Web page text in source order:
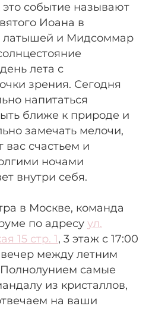
это событие называют
Иоана в
латышей и Мидсоммар
лета с
зрения. Сегодня
напитаться
ближе к природе и
замечать мелочи,
счастьем и
ночами
внутри себя.
в Москве, команда
по адресу ул.
15 стр. 1, 3 этаж с 17:00
между летним
самые
из кристаллов,
на ваши